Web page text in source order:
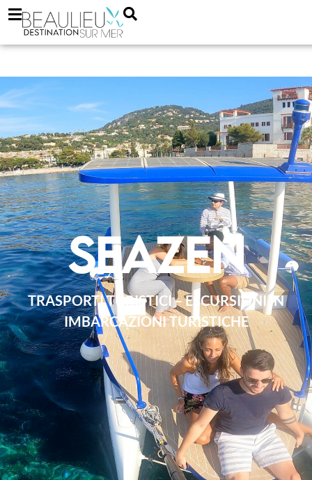
Seazen
TRASPORTI TURISTICI – ESCURSIONI IN
IMBARCAZIONI TURISTICHE